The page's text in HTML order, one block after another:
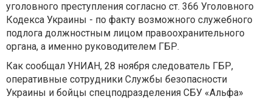
уголовного преступления согласно ст. 366 Уголовного
Кодекса Украины - по факту возможного служебного
подлога должностным лицом правоохранительного
органа, а именно руководителем ГБР.
Как сообщал УНИАН, 28 ноября следователь ГБР,
оперативные сотрудники Службы безопасности
Украины и бойцы спецподразделения СБУ «Альфа»